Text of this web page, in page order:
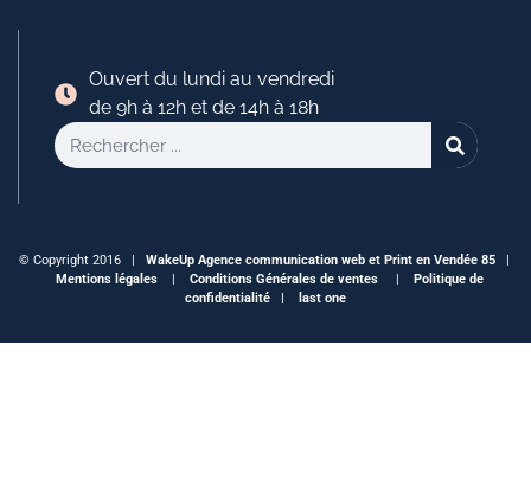
Ouvert du lundi au vendredi
de 9h à 12h et de 14h à 18h
© Copyright 2016 | WakeUp Agence communication web et Print en Vendée 85
|
Mentions légales| Conditions Générales de ventes| Politique de
confidentialité |
last one